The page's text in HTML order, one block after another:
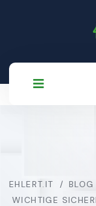
EHLERT.IT
WICHTIGE